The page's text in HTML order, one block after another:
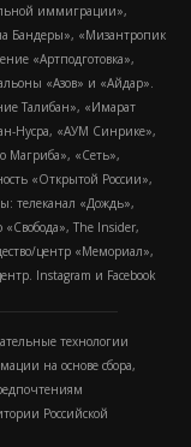
иммиграции»,
Бандеры», «Мизантропик
«Артподготовка»,
«Азов» и «Айдар».
Талибан», «Имарат
ан-Нусра, «АУМ Синрике»,
Магриба», «Сеть»,
«Открытой России»,
телеканал «Дождь»,
The Insider,
центр «Мемориал»,
Instagram и Facebook
технологии
на основе сбора,
Российской